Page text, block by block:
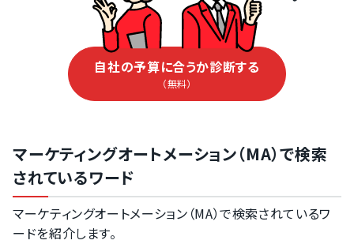
自社の予算に合うか診断する
（無料）
マーケティングオートメーション（MA）で検索
されているワード
マーケティングオートメーション（MA）で検索されているワ
ードを紹介します。